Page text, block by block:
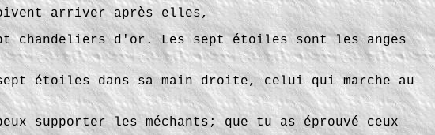
arriver après elles,
chandeliers d'or. Les sept étoiles sont les anges
étoiles dans sa main droite, celui qui marche au
supporter les méchants; que tu as éprouvé ceux